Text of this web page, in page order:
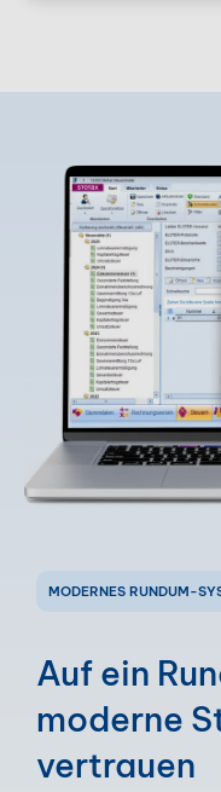
MODERNES RUNDUM-
Auf ein
moderne
vertrauen